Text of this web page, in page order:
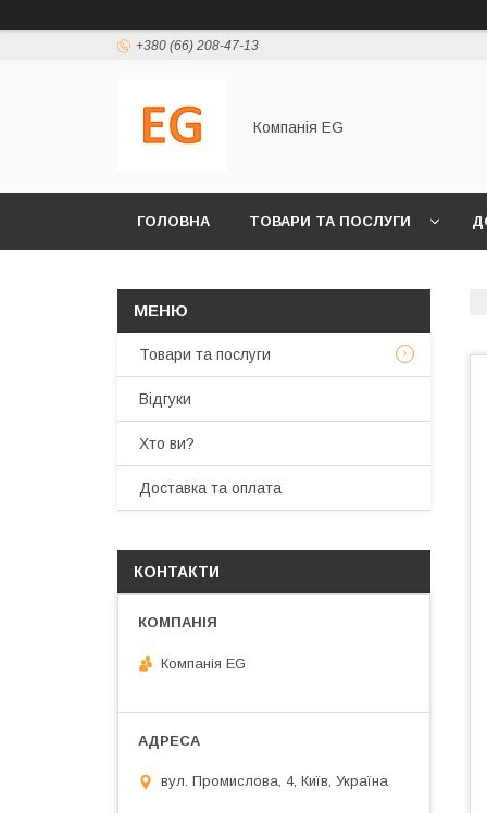
+380 (66) 208-47-13
Компанія EG
ГОЛОВНА ТОВАРИ ТА ПОСЛУГИ
Товари та послуги
Відгуки
Хто ви?
Доставка та оплата
КОНТАКТИ
Компанія EG
вул. Промислова, 4, Київ, Україна